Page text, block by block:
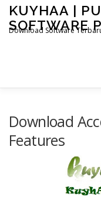
Skip
content
KUYHAA |
SOFTWARE
Download Software
OTHER PAGES
Download
Features